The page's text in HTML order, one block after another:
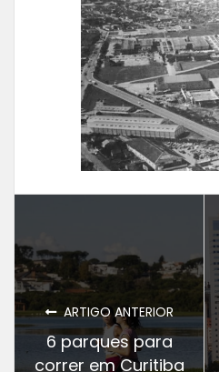
ARTIGO ANTERIOR
6 parques para
correr em Curitiba